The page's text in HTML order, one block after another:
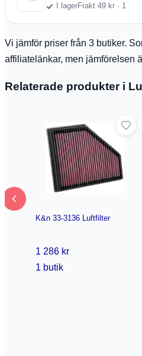
I lagerFrakt 49 kr · 1
Vi jämför priser från 3 butiker.
affiliatelänkar, men jämförelsen
Relaterade produkter i
K&n 33-3136 Luftfilter
1 286 kr
1 butik